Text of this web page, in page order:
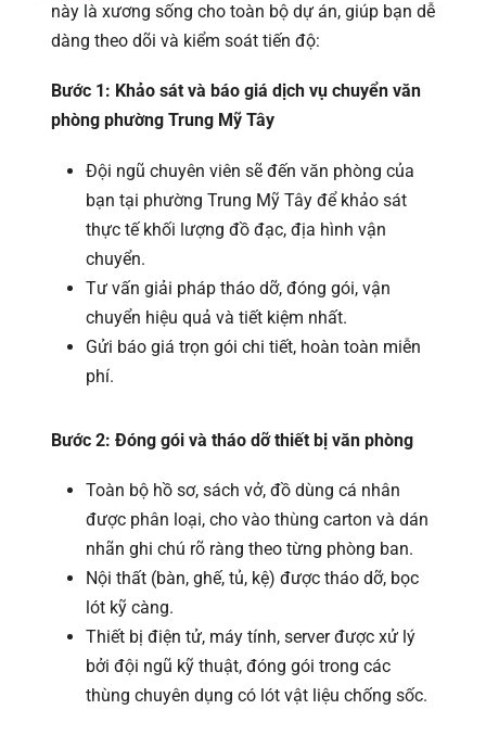
này là xương sống cho toàn bộ dự án, giúp bạn dễ
dàng theo dõi và kiểm soát tiến độ:
Bước 1: Khảo sát và báo giá dịch vụ chuyển văn
phòng phường Trung Mỹ Tây
Đội ngũ chuyên viên sẽ đến văn phòng của
bạn tại phường Trung Mỹ Tây để khảo sát
thực tế khối lượng đồ đạc, địa hình vận
chuyển.
Tư vấn giải pháp tháo dỡ, đóng gói, vận
chuyển hiệu quả và tiết kiệm nhất.
Gửi báo giá trọn gói chi tiết, hoàn toàn miễn
phí.
Bước 2: Đóng gói và tháo dỡ thiết bị văn phòng
Toàn bộ hồ sơ, sách vở, đồ dùng cá nhân
được phân loại, cho vào thùng carton và dán
nhãn ghi chú rõ ràng theo từng phòng ban.
Nội thất (bàn, ghế, tủ, kệ) được tháo dỡ, bọc
lót kỹ càng.
Thiết bị điện tử, máy tính, server được xử lý
bởi đội ngũ kỹ thuật, đóng gói trong các
thùng chuyên dụng có lót vật liệu chống sốc.